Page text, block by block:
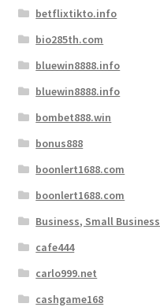
betflixtikto.info
bio285th.com
bluewin8888.info
bluewin8888.info
bombet888.win
bonus888
boonlert1688.com
boonlert1688.com
Business, Small Business
cafe444
carlo999.net
cashgame168